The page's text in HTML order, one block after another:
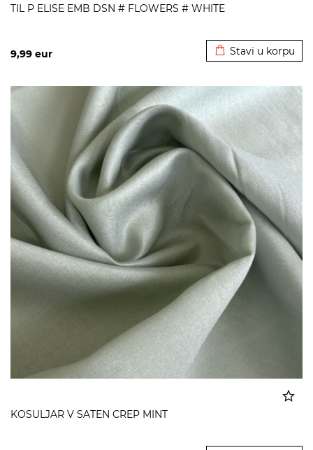
TIL P ELISE EMB DSN # FLOWERS # WHITE
9,99 eur Stavi u korpu
KOSULJAR V SATEN CREP MINT